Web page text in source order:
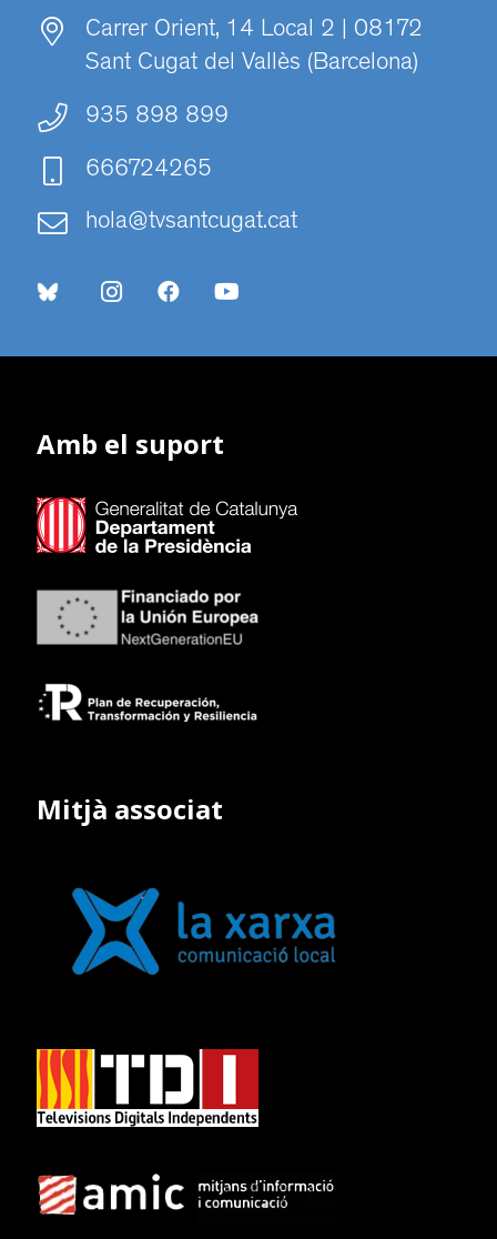
Carrer Orient, 14 Local 2 | 08172
Sant Cugat del Vallès (Barcelona)
935 898 899
666724265
hola@tvsantcugat.cat
Amb el suport
Mitjà associat